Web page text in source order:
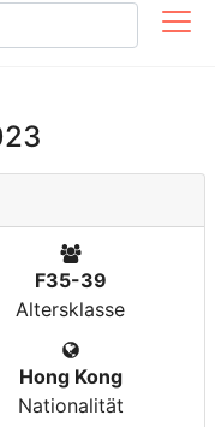
F35-39
Altersklasse
Hong Kong
Nationalität